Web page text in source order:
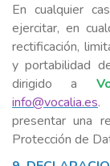
En cualquier
ejercitar, en
rectificación,
y portabilidad
dirigido a
info@vocalia.es.
presentar una
Protección de